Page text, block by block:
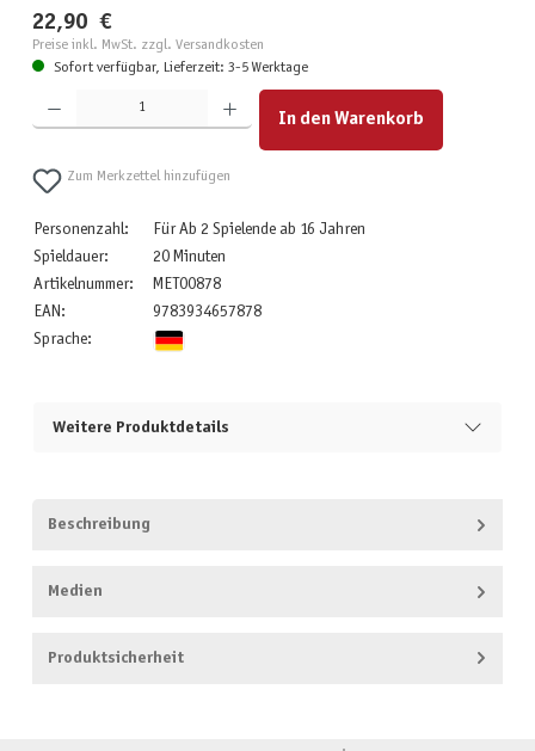
22,90 €
Preise inkl. MwSt. zzgl. Versandkosten
Sofort verfügbar, Lieferzeit: 3-5 Werktage
Produkt Anzahl: Gib den gewünschten Wert ein oder benutze die Schaltflächen um die Anzahl zu
In den Warenkorb
Zum Merkzettel hinzufügen
Personenzahl:
Für Ab 2 Spielende ab 16 Jahren
Spieldauer:
20 Minuten
Artikelnummer:
MET00878
EAN:
9783934657878
Sprache:
Weitere Produktdetails
Beschreibung
Medien
Produktsicherheit